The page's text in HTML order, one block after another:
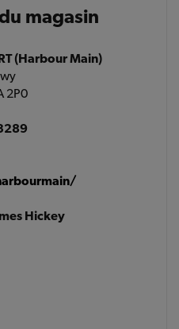
magasin
(Harbour Main)
2P0
Hickey